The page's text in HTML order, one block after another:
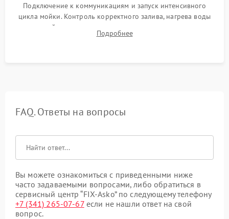
Подключение к коммуникациям и запуск интенсивного
цикла мойки. Контроль корректного залива, нагрева воды
до нужной температуры, отсутствия посторонних шумов,
штатного слива и абсолютной сухости в поддоне.
Подробнее
FAQ. Ответы на вопросы
Вы можете ознакомиться с приведенными ниже
часто задаваемыми вопросами, либо обратиться в
сервисный центр “FIX-Asko” по следующему телефону
+7 (341) 265-07-67если не нашли ответ на свой
вопрос.